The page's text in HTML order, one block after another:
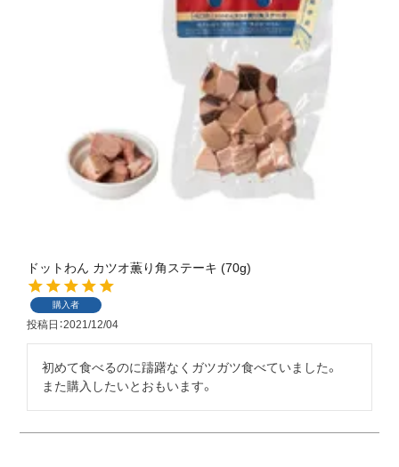
ドットわん カツオ薫り角ステーキ (70g)
購入者
投稿日 2021/12/04
初めて食べるのに躊躇なくガツガツ食べていました。
また購入したいとおもいます。